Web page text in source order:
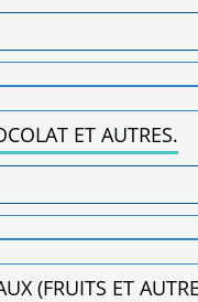
ET AUTRES.
(FRUITS ET